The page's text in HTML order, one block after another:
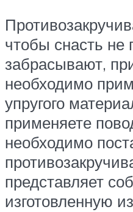
чтобы снасть не
забрасывают,
необходимо
упругого
применяете
необходимо
представляет
изготовленную